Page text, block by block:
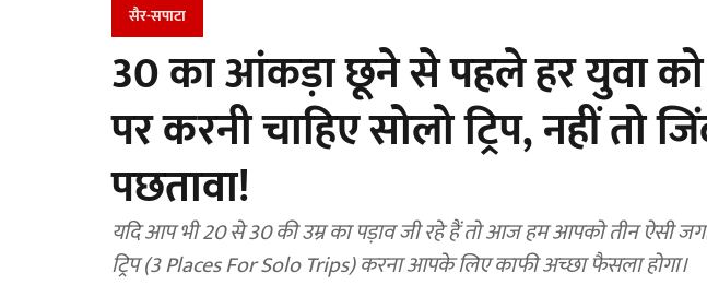
सैर-सपाटा
30 का आंकड़ा छूने से पहले हर युवा
पर करनी चाहिए सोलो ट्रिप, नहीं तो
पछतावा!
यदि आप भी 20 से 30 की उम्र का पड़ाव जी रहे हैं तो आज हम आपको तीन ऐसी
ट्रिप (3 Places For Solo Trips) करना आपके लिए काफी अच्छा फैसला होगा।